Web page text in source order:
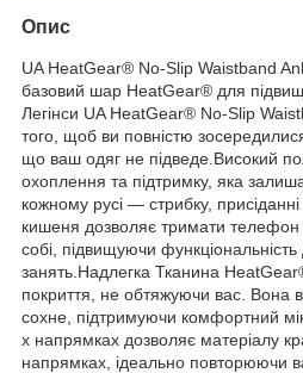
Опис
UA HeatGear® No-Slip Waistband
базовий шар HeatGear® для
Легінси UA HeatGear® No-Slip
того, щоб ви повністю
що ваш одяг не підведе.Високий
охоплення та підтримку, яка
кожному русі — стрибку, присіданні
кишеня дозволяє тримати телефон
собі, підвищуючи функціональність
занять.Надлегка Тканина
покриття, не обтяжуючи вас. Вона
сохне, підтримуючи комфортний
х напрямках дозволяє матеріалу
напрямках, ідеально повторюючи